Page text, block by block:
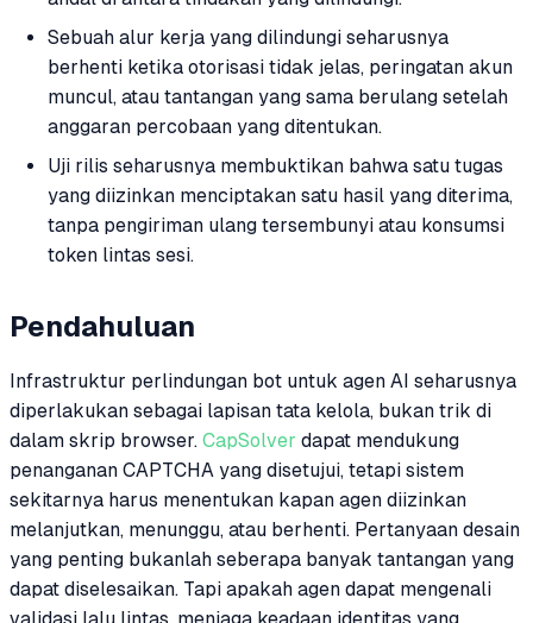
Sebuah alur kerja yang dilindungi seharusnya
berhenti ketika otorisasi tidak jelas, peringatan akun
muncul, atau tantangan yang sama berulang setelah
anggaran percobaan yang ditentukan.
Uji rilis seharusnya membuktikan bahwa satu tugas
yang diizinkan menciptakan satu hasil yang diterima,
tanpa pengiriman ulang tersembunyi atau konsumsi
token lintas sesi.
Pendahuluan
Infrastruktur perlindungan bot untuk agen AI seharusnya
diperlakukan sebagai lapisan tata kelola, bukan trik di
dalam skrip browser. CapSolver dapat mendukung
penanganan CAPTCHA yang disetujui, tetapi sistem
sekitarnya harus menentukan kapan agen diizinkan
melanjutkan, menunggu, atau berhenti. Pertanyaan desain
yang penting bukanlah seberapa banyak tantangan yang
dapat diselesaikan. Tapi apakah agen dapat mengenali